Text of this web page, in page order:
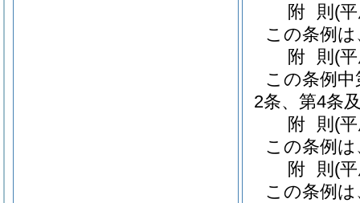
附 則 (
この条例
附 則 (
この条例
2条、第4条
附 則 (
この条例
附 則 (
この条例